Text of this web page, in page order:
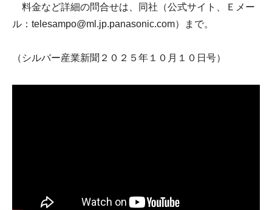
料金など詳細の問合せは、同社（公式サイト
、Ｅメー
ル：telesampo@ml.jp.panasonic.com）まで。
（シルバー産業新聞２０２５年１０月１０日号）